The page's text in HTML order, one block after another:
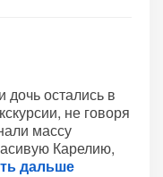
остались в
не говоря
массу
Карелию,
дальше